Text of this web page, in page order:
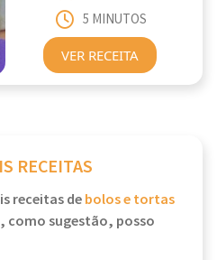
5 MINUTOS
VER RECEITA
RECEITAS
receitas debolos e tortas
como sugestão, posso